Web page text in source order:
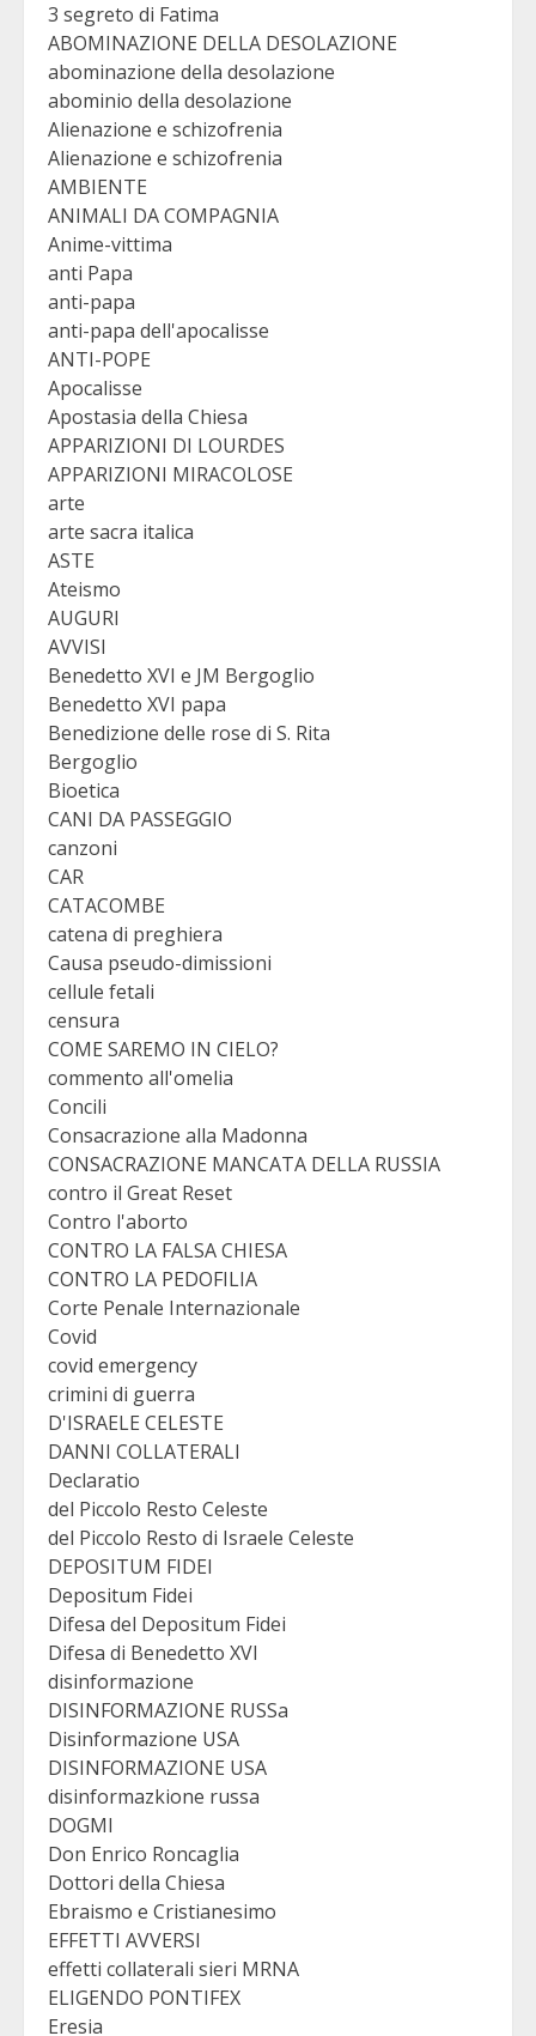
3 segreto di Fatima
ABOMINAZIONE DELLA DESOLAZIONE
abominazione della desolazione
abominio della desolazione
Alienazione e schizofrenia
Alienazione e schizofrenia
AMBIENTE
ANIMALI DA COMPAGNIA
Anime-vittima
anti Papa
anti-papa
anti-papa dell'apocalisse
ANTI-POPE
Apocalisse
Apostasia della Chiesa
APPARIZIONI DI LOURDES
APPARIZIONI MIRACOLOSE
arte
arte sacra italica
ASTE
Ateismo
AUGURI
AVVISI
Benedetto XVI e JM Bergoglio
Benedetto XVI papa
Benedizione delle rose di S. Rita
Bergoglio
Bioetica
CANI DA PASSEGGIO
canzoni
CAR
CATACOMBE
catena di preghiera
Causa pseudo-dimissioni
cellule fetali
censura
COME SAREMO IN CIELO?
commento all'omelia
Concili
Consacrazione alla Madonna
CONSACRAZIONE MANCATA DELLA RUSSIA
contro il Great Reset
Contro l'aborto
CONTRO LA FALSA CHIESA
CONTRO LA PEDOFILIA
Corte Penale Internazionale
Covid
covid emergency
crimini di guerra
D'ISRAELE CELESTE
DANNI COLLATERALI
Declaratio
del Piccolo Resto Celeste
del Piccolo Resto di Israele Celeste
DEPOSITUM FIDEI
Depositum Fidei
Difesa del Depositum Fidei
Difesa di Benedetto XVI
disinformazione
DISINFORMAZIONE RUSSa
Disinformazione USA
DISINFORMAZIONE USA
disinformazkione russa
DOGMI
Don Enrico Roncaglia
Dottori della Chiesa
Ebraismo e Cristianesimo
EFFETTI AVVERSI
effetti collaterali sieri MRNA
ELIGENDO PONTIFEX
Eresia